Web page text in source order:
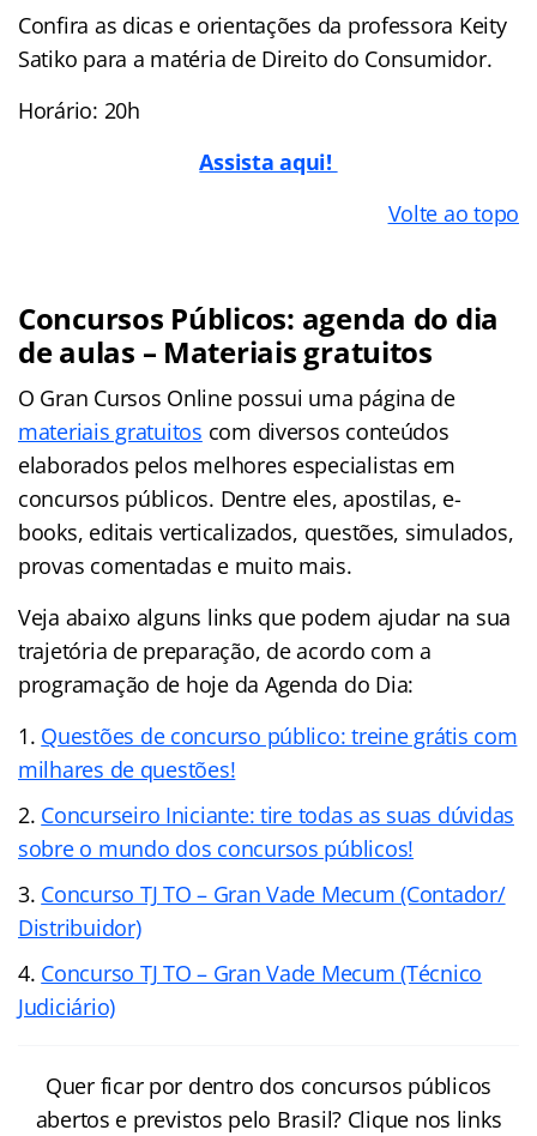
Confira as dicas e orientações da professora Keity
Satiko para a matéria de Direito do Consumidor.
Horário: 20h
Assista aqui!
Volte ao topo
Concursos Públicos: agenda do dia
de aulas – Materiais gratuitos
O Gran Cursos Online possui uma página de
materiais gratuitos com diversos conteúdos
elaborados pelos melhores especialistas em
concursos públicos. Dentre eles, apostilas, e-
books, editais verticalizados, questões, simulados,
provas comentadas e muito mais.
Veja abaixo alguns links que podem ajudar na sua
trajetória de preparação, de acordo com a
programação de hoje da Agenda do Dia:
Questões de concurso público: treine grátis com
milhares de questões!
Concurseiro Iniciante: tire todas as suas dúvidas
sobre o mundo dos concursos públicos!
Concurso TJ TO – Gran Vade Mecum (Contador/
Distribuidor)
Concurso TJ TO – Gran Vade Mecum (Técnico
Judiciário)
Quer ficar por dentro dos concursos públicos
abertos e previstos pelo Brasil? Clique nos links